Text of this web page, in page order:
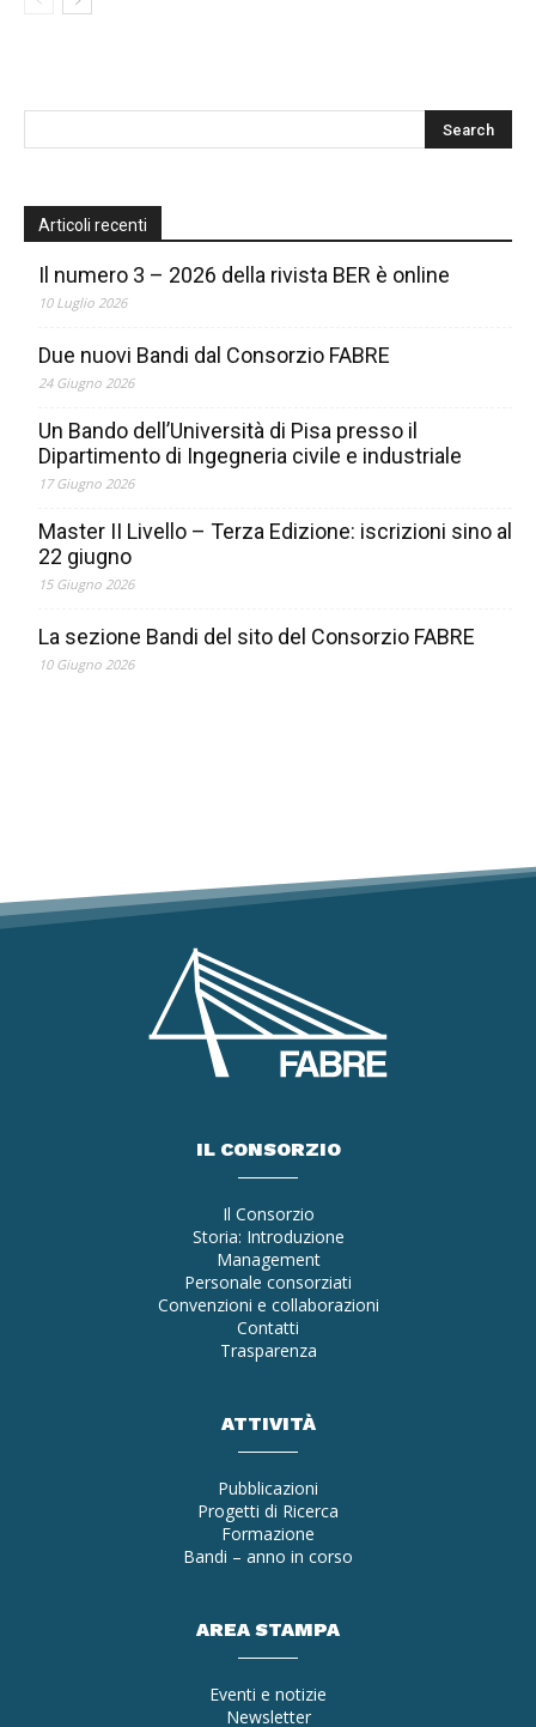
Articoli recenti
Il numero 3 – 2026 della rivista BER è online
10 Luglio 2026
Due nuovi Bandi dal Consorzio FABRE
24 Giugno 2026
Un Bando dell’Università di Pisa presso il
Dipartimento di Ingegneria civile e industriale
17 Giugno 2026
Master II Livello – Terza Edizione: iscrizioni sino al
22 giugno
15 Giugno 2026
La sezione Bandi del sito del Consorzio FABRE
10 Giugno 2026
IL CONSORZIO
Il Consorzio
Storia: Introduzione
Management
Personale consorziati
Convenzioni e collaborazioni
Contatti
Trasparenza
ATTIVITÀ
Pubblicazioni
Progetti di Ricerca
Formazione
Bandi – anno in corso
AREA STAMPA
Eventi e notizie
Newsletter